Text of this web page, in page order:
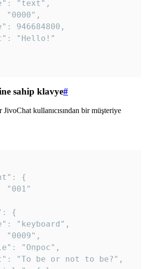
sahip klavye#
JivoChat kullanıcısından bir müşteriye